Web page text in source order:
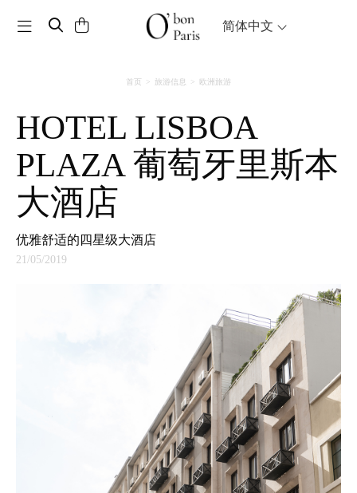
Toggle navigation 简体中文
首页 旅游信息 欧洲旅游
HOTEL LISBOA
PLAZA 葡萄牙里斯本
大酒店
优雅舒适的四星级大酒店
21/05/2019